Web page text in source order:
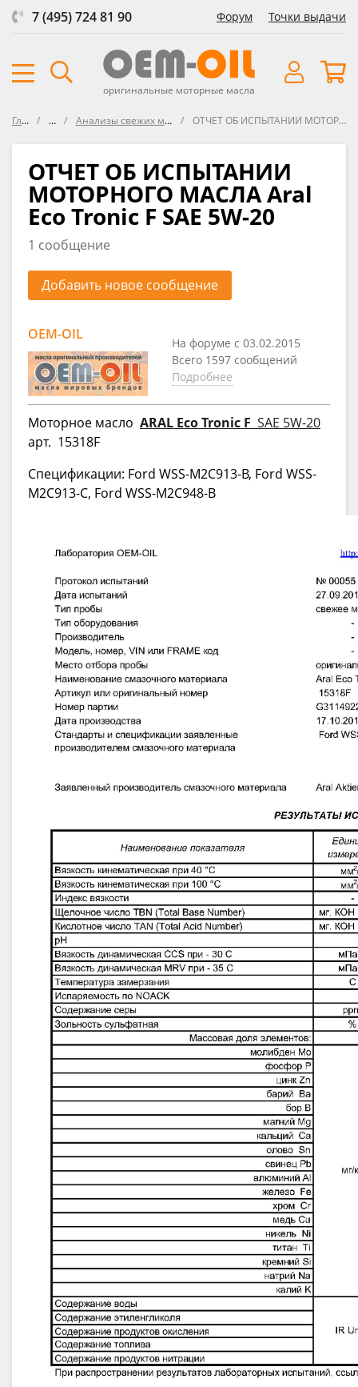
7 (495) 724 81 90 Форум Точки выдачи
оригинальные моторные масла
Главная ФорумАнализы свежих масел VOA (Virgin Oil Analysis) ОТЧЕТ ОБ ИСПЫТАНИИ МОТОРНОГО МАСЛА Aral Eco Tronic F SAE 5W-20
ОТЧЕТ ОБ ИСПЫТАНИИ
МОТОРНОГО МАСЛА Aral
Eco Tronic F SAE 5W-20
1 сообщение
Добавить новое сообщение
OEM-OIL
На форуме с 03.02.2015
Всего 1597 сообщений
Подробнее
Моторное масло ARAL Eco Tronic F SAE 5W-20
арт. 15318F
Спецификации: Ford WSS-M2C913-B, Ford WSS-
M2C913-C, Ford WSS-M2C948-B